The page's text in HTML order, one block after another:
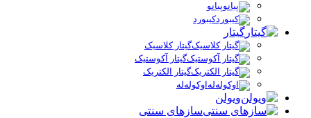
پیانو
کیبورد
گیتار
گیتار کلاسیک
گیتار آکوستیک
گیتار الکتریک
اوکوله‌له
ویولن
سازهای سنتی